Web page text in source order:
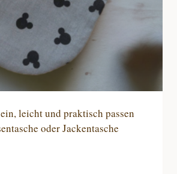
leicht und praktisch passen
oder Jackentasche